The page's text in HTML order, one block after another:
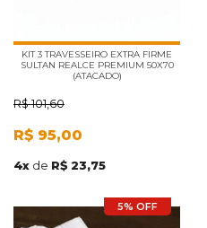
KIT 3 TRAVESSEIRO EXTRA FIRME
SULTAN REALCE PREMIUM 50X70
(ATACADO)
R$ 101,60
R$ 95,00
4x de R$ 23,75
5% OFF